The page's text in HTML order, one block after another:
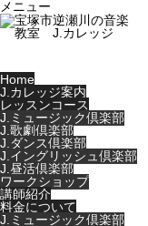
メニュー
Home
J.カレッジ案内
レッスンコース
J.ミュージック倶楽部
J.歌劇倶楽部
J.ダンス倶楽部
J.イングリッシュ倶楽部
J.昼活倶楽部
ワークショップ
講師紹介
料金について
J.ミュージック倶楽部